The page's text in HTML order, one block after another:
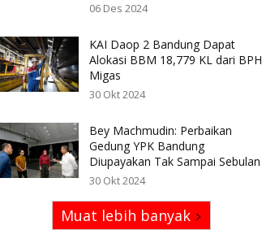
06 Des 2024
KAI Daop 2 Bandung Dapat
Alokasi BBM 18,779 KL dari BPH
Migas
30 Okt 2024
Bey Machmudin: Perbaikan
Gedung YPK Bandung
Diupayakan Tak Sampai Sebulan
30 Okt 2024
Muat lebih banyak